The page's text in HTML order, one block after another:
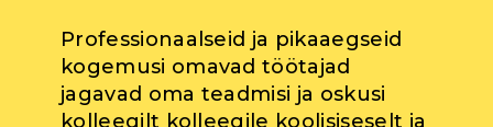
Professionaalseid ja pikaaegseid
kogemusi omavad töötajad
jagavad oma teadmisi ja oskusi
kolleegilt kolleegile koolisiseselt ja